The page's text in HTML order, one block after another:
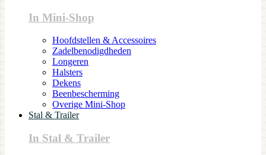
In Mini-Shop
Hoofdstellen & Accessoires
Zadelbenodigdheden
Longeren
Halsters
Dekens
Beenbescherming
Overige Mini-Shop
Stal & Trailer
In Stal & Trailer